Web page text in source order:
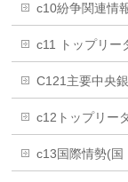
c10紛争関連情
c11 トップリー
C121主要中央
c12トップリー
c13国際情勢(国